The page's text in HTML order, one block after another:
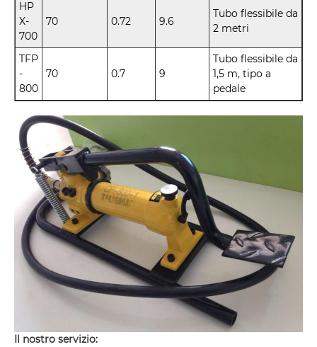
HP
X-
700
70 0.72 9.6
Tubo flessibile da
2 metri
TFP
-
800
70 0.7 9
Tubo flessibile da
1,5 m, tipo a
pedale
Il nostro servizio: